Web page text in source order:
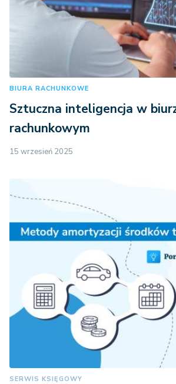
BIURA RACHUNKOWE
Sztuczna inteligencja w
rachunkowym
15 wrzesień 2025
SERWIS KSIĘGOWY